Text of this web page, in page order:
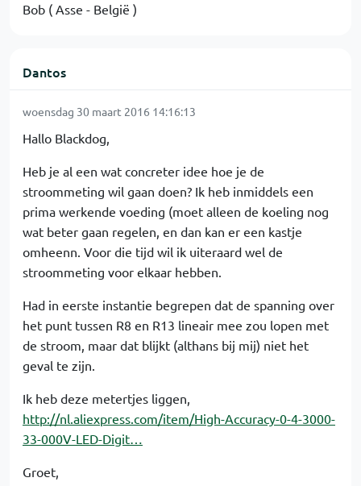
Bob ( Asse - België )
Dantos
woensdag 30 maart 2016 14:16:13
Hallo Blackdog,
Heb je al een wat concreter idee hoe je de
stroommeting wil gaan doen? Ik heb inmiddels een
prima werkende voeding (moet alleen de koeling nog
wat beter gaan regelen, en dan kan er een kastje
omheenn. Voor die tijd wil ik uiteraard wel de
stroommeting voor elkaar hebben.
Had in eerste instantie begrepen dat de spanning over
het punt tussen R8 en R13 lineair mee zou lopen met
de stroom, maar dat blijkt (althans bij mij) niet het
geval te zijn.
Ik heb deze metertjes liggen,
http://nl.aliexpress.com/item/High-Accuracy-0-4-3000-
33-000V-LED-Digit…
Groet,